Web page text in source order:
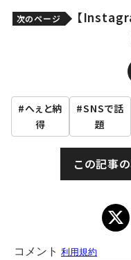
次のページ
【
へぇと納
得
SNSで話
題
この記事